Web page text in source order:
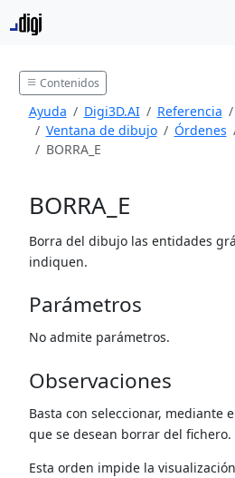
Contenidos
Ayuda Digi3D.AI Referencia
Ventana de dibujo
Órdenes
BORRA_E
BORRA_E
Borra del dibujo las entidades
indiquen.
Parámetros
No admite parámetros.
Observaciones
Basta con seleccionar, mediante
que se desean borrar del fichero.
Esta orden impide la